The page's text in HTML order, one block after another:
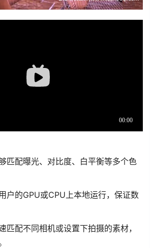
匹配曝光、对比度、白平衡等多个色
户的GPU或CPU上本地运行，保证数
匹配不同相机或设置下拍摄的素材，